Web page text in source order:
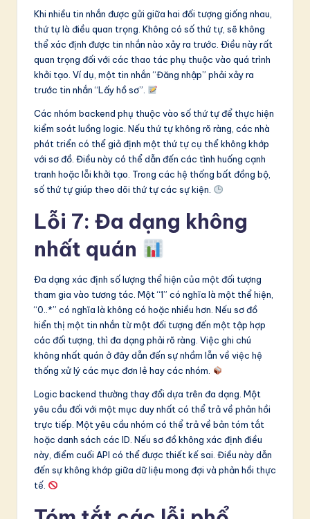
Khi nhiều tin nhắn được gửi giữa hai đối tượng giống nhau,
thứ tự là điều quan trọng. Không có số thứ tự, sẽ không
thể xác định được tin nhắn nào xảy ra trước. Điều này rất
quan trọng đối với các thao tác phụ thuộc vào quá trình
khởi tạo. Ví dụ, một tin nhắn “Đăng nhập” phải xảy ra
trước tin nhắn “Lấy hồ sơ”.
Các nhóm backend phụ thuộc vào số thứ tự để thực hiện
kiểm soát luồng logic. Nếu thứ tự không rõ ràng, các nhà
phát triển có thể giả định một thứ tự cụ thể không khớp
với sơ đồ. Điều này có thể dẫn đến các tình huống cạnh
tranh hoặc lỗi khởi tạo. Trong các hệ thống bất đồng bộ,
số thứ tự giúp theo dõi thứ tự các sự kiện.
Lỗi 7: Đa dạng không
nhất quán
Đa dạng xác định số lượng thể hiện của một đối tượng
tham gia vào tương tác. Một “1” có nghĩa là một thể hiện,
“0..*” có nghĩa là không có hoặc nhiều hơn. Nếu sơ đồ
hiển thị một tin nhắn từ một đối tượng đến một tập hợp
các đối tượng, thì đa dạng phải rõ ràng. Việc ghi chú
không nhất quán ở đây dẫn đến sự nhầm lẫn về việc hệ
thống xử lý các mục đơn lẻ hay các nhóm.
Logic backend thường thay đổi dựa trên đa dạng. Một
yêu cầu đối với một mục duy nhất có thể trả về phản hồi
trực tiếp. Một yêu cầu nhóm có thể trả về bản tóm tắt
hoặc danh sách các ID. Nếu sơ đồ không xác định điều
này, điểm cuối API có thể được thiết kế sai. Điều này dẫn
đến sự không khớp giữa dữ liệu mong đợi và phản hồi thực
tế.